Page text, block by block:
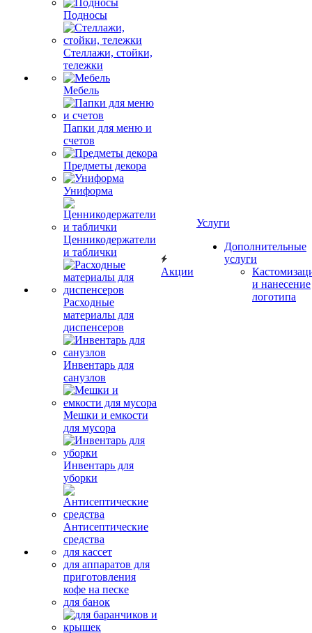
Подносы
Стеллажи, стойки,
тележки
Мебель
Папки для меню и
счетов
Предметы декора
Униформа
Ценникодержатели
и таблички
Расходные
материалы для
диспенсеров
Инвентарь для
санузлов
Мешки и емкости
для мусора
Инвентарь для
уборки
Антисептические
средства
для кассет
для аппаратов для
приготовления
кофе на песке
для банок
Акции
Услуги
Дополнительные
услуги
и нанесение
логотипа